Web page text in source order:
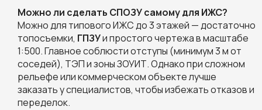
Можно ли сделать СПОЗУ самому для ИЖС?
Можно для типового ИЖС до 3 этажей — достаточно
топосъемки, ГПЗУи простого чертежа в масштабе
1:500. Главное соблюсти отступы (минимум 3 м от
соседей), ТЭП и зоны ЗОУИТ. Однако при сложном
рельефе или коммерческом объекте лучше
заказать у специалистов, чтобы избежать отказов и
переделок.